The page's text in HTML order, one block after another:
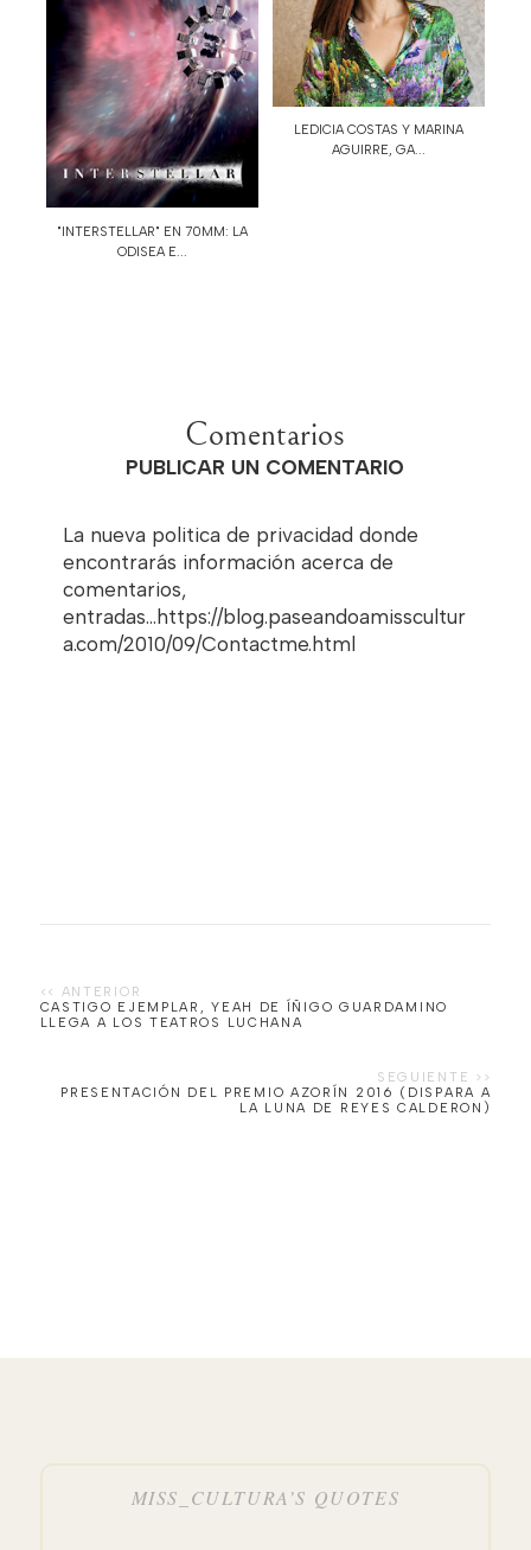
"INTERSTELLAR" EN 70MM: LA
ODISEA E...
LEDICIA COSTAS Y MARINA
AGUIRRE, GA...
Comentarios
PUBLICAR UN COMENTARIO
La nueva politica de privacidad donde
encontrarás información acerca de
comentarios,
entradas...https://blog.paseandoamisscultur
a.com/2010/09/Contactme.html
CASTIGO EJEMPLAR, YEAH DE ÍÑIGO GUARDAMINO
LLEGA A LOS TEATROS LUCHANA
PRESENTACIÓN DEL PREMIO AZORÍN 2016 (DISPARA A
LA LUNA DE REYES CALDERON)
MISS_CULTURA’S QUOTES